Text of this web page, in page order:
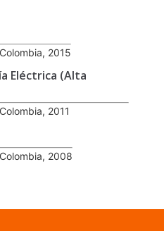
2015
Eléctrica (Alta
2011
2008